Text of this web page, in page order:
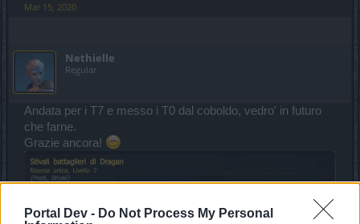
Portal Dev - Do Not Process My Personal
Mar 15, 2020
Nethielle
Regular
Andata per i T7 e messo i T0 dal coboldo, vedro' in futuro
che farne.
Grazie ancora!